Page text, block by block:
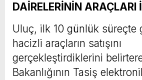
DAİRELERİNİN ARAÇLARI
Uluç, ilk 10 günlük süreçte
hacizli araçların satışını
gerçekleştirdiklerini
Bakanlığının Tasiş